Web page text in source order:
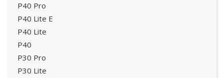
P40 Pro
P40 Lite E
P40 Lite
P40
P30 Pro
P30 Lite